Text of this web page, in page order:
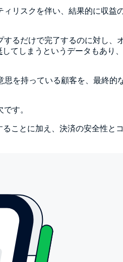
リスクを伴い、結果的に収益
るだけで完了するのに対し、
してしまうというデータもあり
を持っている顧客を、最終的
す。
ことに加え、決済の安全性と